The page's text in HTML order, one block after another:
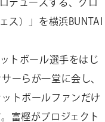
デュースする、クロ
ス）」を横浜BUNTAI
トボール選手をはじ
ーらが一堂に会し、
トボールファンだけ
富樫がプロジェクト